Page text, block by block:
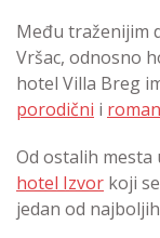
Među traženijim
Vršac, odnosno
hotel Villa Breg
porodični i
Od ostalih mesta
hotel Izvor koji
jedan od